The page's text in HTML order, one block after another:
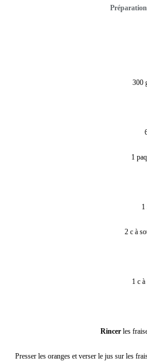
300
1
1
2 c à
1 c
Rincer les
Presser les oranges et verser le jus sur les